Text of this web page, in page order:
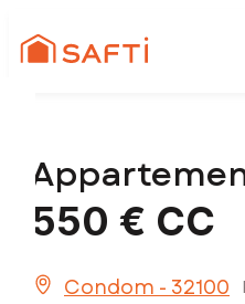
550 € CC
Condom - 32100